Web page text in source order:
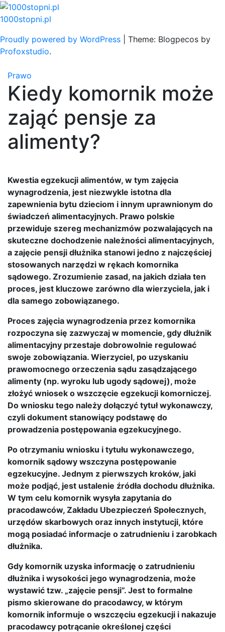
Skip
to
1000stopni.pl
Proudly powered by WordPress
Theme: Blogpecos by
Profoxstudio.
Prawo
Kiedy komornik może
zająć pensje za
alimenty?
Kwestia egzekucji alimentów, w tym zajęcia
wynagrodzenia, jest niezwykle istotna dla
zapewnienia bytu dzieciom i innym uprawnionym do
świadczeń alimentacyjnych. Prawo polskie
przewiduje szereg mechanizmów pozwalających na
skuteczne dochodzenie należności alimentacyjnych,
a zajęcie pensji dłużnika stanowi jedno z najczęściej
stosowanych narzędzi w rękach komornika
sądowego. Zrozumienie zasad, na jakich działa ten
proces, jest kluczowe zarówno dla wierzyciela, jak i
dla samego zobowiązanego.
Proces zajęcia wynagrodzenia przez komornika
rozpoczyna się zazwyczaj w momencie, gdy dłużnik
alimentacyjny przestaje dobrowolnie regulować
swoje zobowiązania. Wierzyciel, po uzyskaniu
prawomocnego orzeczenia sądu zasądzającego
alimenty (np. wyroku lub ugody sądowej), może
złożyć wniosek o wszczęcie egzekucji komorniczej.
Do wniosku tego należy dołączyć tytuł wykonawczy,
czyli dokument stanowiący podstawę do
prowadzenia postępowania egzekucyjnego.
Po otrzymaniu wniosku i tytułu wykonawczego,
komornik sądowy wszczyna postępowanie
egzekucyjne. Jednym z pierwszych kroków, jaki
może podjąć, jest ustalenie źródła dochodu dłużnika.
W tym celu komornik wysyła zapytania do
pracodawców, Zakładu Ubezpieczeń Społecznych,
urzędów skarbowych oraz innych instytucji, które
mogą posiadać informacje o zatrudnieniu i zarobkach
dłużnika.
Gdy komornik uzyska informację o zatrudnieniu
dłużnika i wysokości jego wynagrodzenia, może
wystawić tzw. „zajęcie pensji”. Jest to formalne
pismo skierowane do pracodawcy, w którym
komornik informuje o wszczęciu egzekucji i nakazuje
pracodawcy potrącanie określonej części